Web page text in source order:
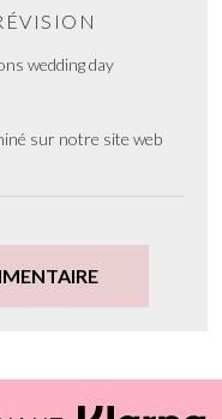
wedding day
sur notre site web